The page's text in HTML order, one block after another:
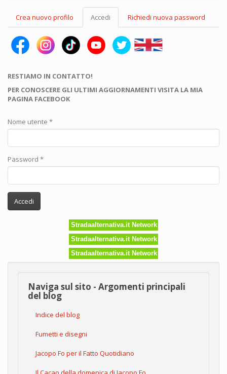
primarie
Crea nuovo profilo Accedi (scheda
attiva)
Richiedi nuova password
RESTIAMO IN CONTATTO!
PER CONOSCERE GLI ULTIMI AGGIORNAMENTI VISITA LA MIA
PAGINA FACEBOOK
Nome utente *
Password *
Accedi
Stradaalternativa.it Network
Stradaalternativa.it Network
Stradaalternativa.it Network
Naviga sul sito - Argomenti principali
del blog
Indice del blog
Fumetti e disegni
Jacopo Fo per il Fatto Quotidiano